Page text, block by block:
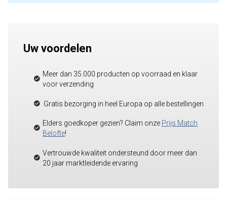
Uw voordelen
Meer dan 35.000 producten op voorraad en klaar
voor verzending
Gratis bezorging in heel Europa op alle bestellingen
Elders goedkoper gezien? Claim onze Prijs Match
Belofte!
Vertrouwde kwaliteit ondersteund door meer dan
20 jaar marktleidende ervaring